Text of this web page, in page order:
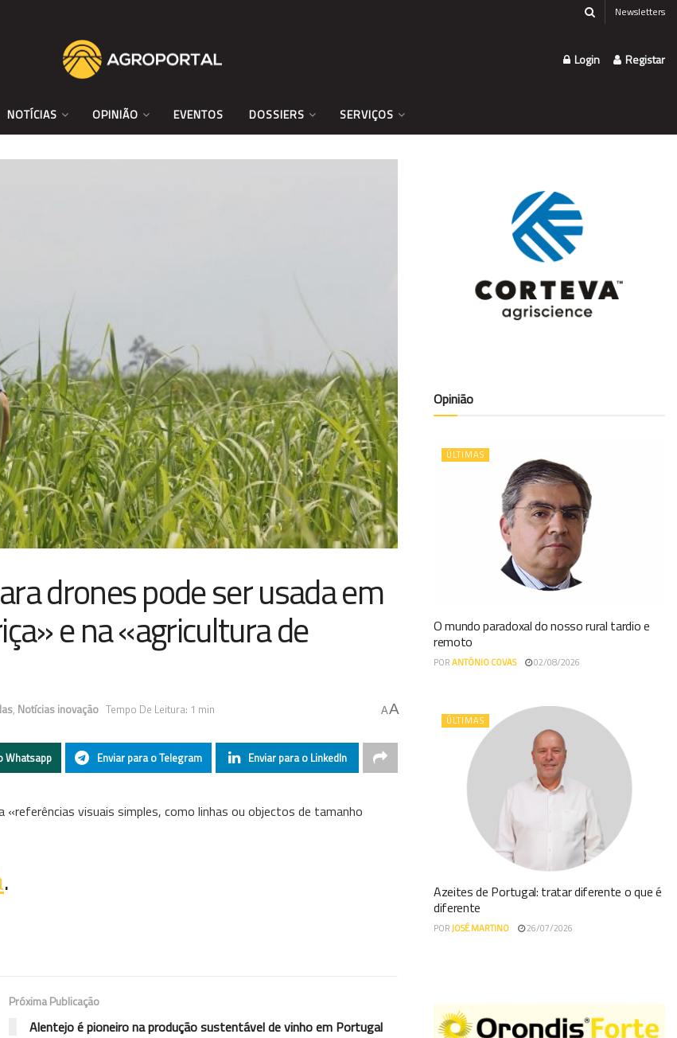
Newsletters
Login Registar
NOTÍCIAS OPINIÃO EVENTOS DOSSIERS SERVIÇOS
drones pode ser usada em
e na «agricultura de
, Notícias inovação Tempo De Leitura: 1 min AA
Whatsapp Enviar para o Telegram Enviar para o LinkedIn
visuais simples, como linhas ou objectos de tamanho
.
Próxima Publicação
Alentejo é pioneiro na produção sustentável de vinho em Portugal
Opinião
ÚLTIMAS
O mundo paradoxal do nosso rural tardio e
remoto
PORANTÓNIO COVAS 02/08/2026
ÚLTIMAS
Azeites de Portugal: tratar diferente o que é
diferente
PORJOSÉ MARTINO 26/07/2026